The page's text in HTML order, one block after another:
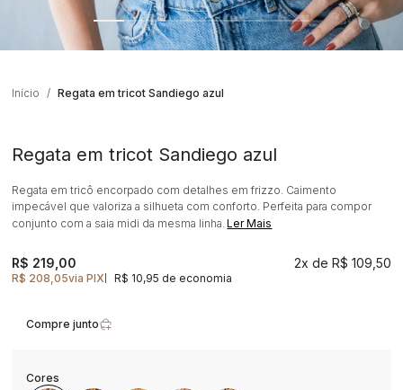
Início Regata em tricot Sandiego azul
Regata em tricot Sandiego azul
Regata em tricô encorpado com detalhes em frizzo. Caimento
impecável que valoriza a silhueta com conforto. Perfeita para compor
conjunto com a saia midi da mesma linha.Ler Mais
R$ 208,05via PIX R$ 10,95 de economia
R$ 219,00 2x R$ 109,50
Compre junto